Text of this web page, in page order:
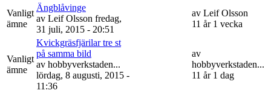
Vanligt
ämne
Ängblåvinge
av Leif Olsson fredag,
31 juli, 2015 - 20:51
av Leif Olsson
11 år 1 vecka
Vanligt
ämne
Kvickgräsfjärilar tre st
på samma bild
av hobbyverkstaden...
lördag, 8 augusti, 2015 -
11:36
av
hobbyverkstaden...
11 år 1 dag